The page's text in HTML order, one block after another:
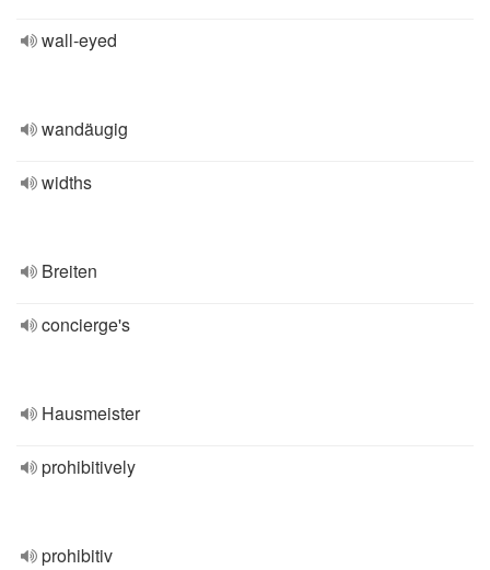
wall-eyed
wandäugig
widths
Breiten
concierge's
Hausmeister
prohibitively
prohibitiv